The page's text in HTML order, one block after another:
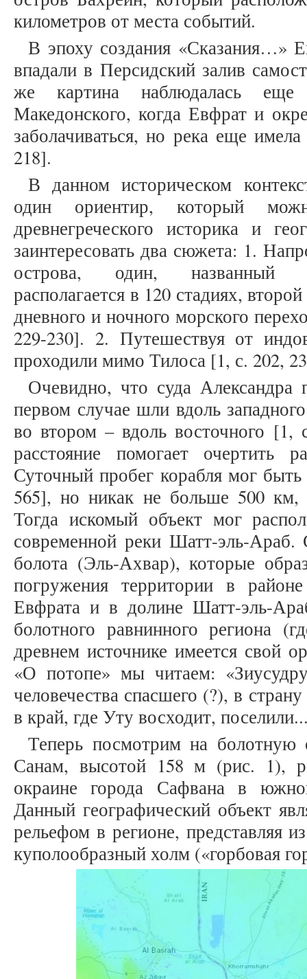
километров от места событий.
В эпоху создания «Сказания…»
впадали в Персидский залив
же картина наблюдалась
Македонского, когда Евфрат и
заболачиваться, но река еще
218].
В данном историческом
один ориентир, который
древнегреческого историка и
заинтересовать два сюжета: 1.
острова, один, названный
располагается в 120 стадиях,
дневного и ночного морского
229-230]. 2. Путешествуя от
проходили мимо Тилоса [1, с. 202,
Очевидно, что суда Александра
первом случае шли вдоль
во втором – вдоль восточного [1,
расстояние помогает очертить
Суточный пробег корабля мог
565], но никак не больше 500 км,
Тогда искомый объект мог
современной реки Шатт-эль-Араб.
болота (Эль-Ахвар), которые
погружения территории в
Евфрата и в долине Шатт-эль-
болотного равнинного региона
древнем источнике имеется свой
«О потопе» мы читаем:
человечества спасшего (?), в
в край, где Уту восходит,
Теперь посмотрим на болотную
Санам, высотой 158 м (рис. 1),
окраине города Сафвана в
Данный географический объект
рельефом в регионе, представляя
куполообразный холм («горбовая